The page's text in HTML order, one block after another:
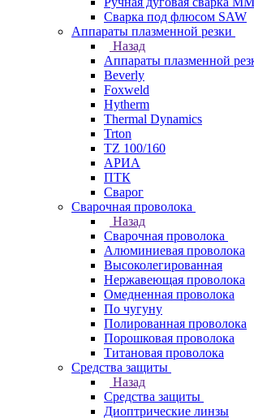
Сварка под флюсом SAW
Аппараты плазменной резки
Назад
Аппараты плазменной
Beverly
Foxweld
Hytherm
Thermal Dynamics
Trton
TZ 100/160
АРИА
ПТК
Сварог
Сварочная проволока
Назад
Сварочная проволока
Алюминиевая проволока
Высоколегированная
Нержавеющая проволока
Омедненная проволока
По чугуну
Полированная проволока
Порошковая проволока
Титановая проволока
Средства защиты
Назад
Средства защиты
Диоптрические линзы